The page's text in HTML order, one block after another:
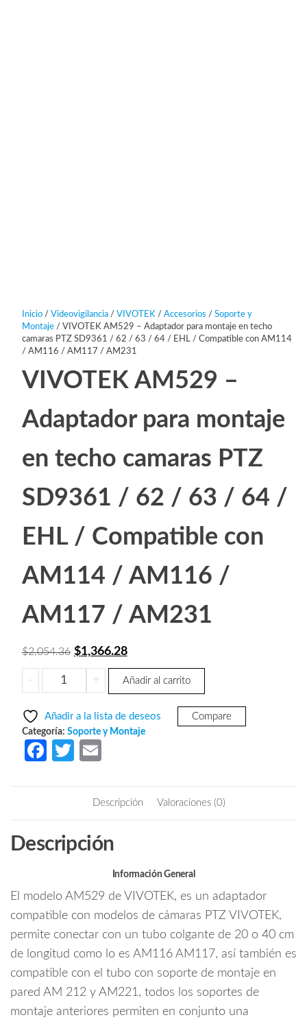
Inicio/ Videovigilancia/ VIVOTEK/ Accesorios / Soporte y
Montaje/ VIVOTEK AM529 – Adaptador para montaje en techo
camaras PTZ SD9361 / 62 / 63 / 64 / EHL / Compatible con AM114
/ AM116 / AM117 / AM231
VIVOTEK AM529 –
Adaptador para montaje
en techo camaras PTZ
SD9361 / 62 / 63 / 64 /
EHL / Compatible con
AM114 / AM116 /
AM117 / AM231
$2,054.36 El
precio
original
$2,054.36.
$1,366.28El
precio
$1,366.28.
-
VIVOTEK
AM529
Adaptador
para
montaje
SD9361
/
/
64
/
EHL
/
Compatible
+ Añadir al carrito
Añadir a la lista de deseos Compare
Categoría: Soporte y Montaje
Fa
o
T
itt
ail
Descripción Valoraciones (0)
Descripción
Información General
El modelo AM529 de VIVOTEK, es un adaptador
compatible con modelos de cámaras PTZ VIVOTEK,
permite conectar con un tubo colgante de 20 o 40 cm
de longitud como lo es AM116 AM117, así también es
compatible con el tubo con soporte de montaje en
pared AM 212 y AM221, todos los soportes de
montaje anteriores permiten en conjunto una